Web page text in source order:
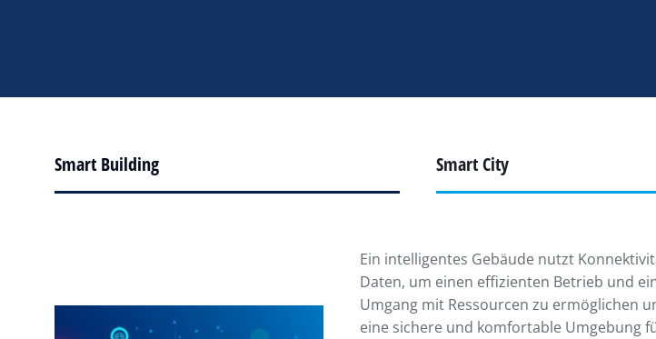
Smart Building Smart City
Ein intelligentes Gebäude nutzt
Daten, um einen effizienten Betrieb und
Umgang mit Ressourcen zu ermöglichen
eine sichere und komfortable Umgebung